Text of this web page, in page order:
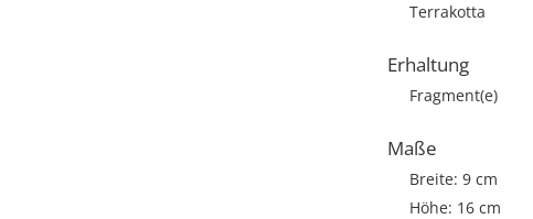
Terrakotta
Erhaltung
Fragment(e)
Maße
Breite: 9 cm
Höhe: 16 cm